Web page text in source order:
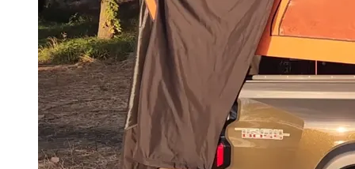
Автор: Camp Tonneau Tents Источник: newatlas.com
Конструкция представляет собой жёсткую крышку кузова на
петлях, внутри которой находятся откидные боковые стенки,
тканевый модуль с каркасными стойками и крепёжные
элементы. При установке крышка поднимается в
клиновидную форму с помощью распорок, затем выдвигается
тканевая пристройка, опирающаяся на открытый задний борт.
Жёсткие боковые панели фиксируются в направляющих
рейлингах на бортах кузова. Дренажные отверстия в
направляющих обеспечивают отвод воды наружу.